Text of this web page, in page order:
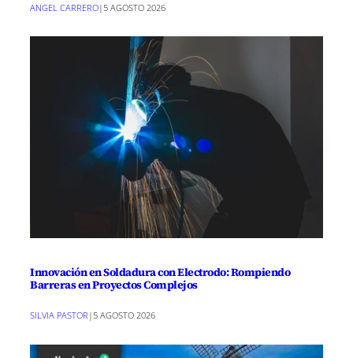
ANGEL CARRERO| 5 AGOSTO 2026
Innovación en Soldadura con Electrodo: Rompiendo
Barreras en Proyectos Complejos
SILVIA PASTOR | 5 AGOSTO 2026